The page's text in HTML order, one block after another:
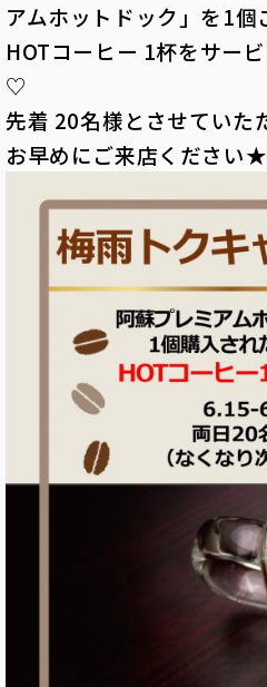
アムホットドック 」を1個
HOTコーヒー 1杯をサー
♡
先着 20名様とさせていた
お早めにご来店ください★